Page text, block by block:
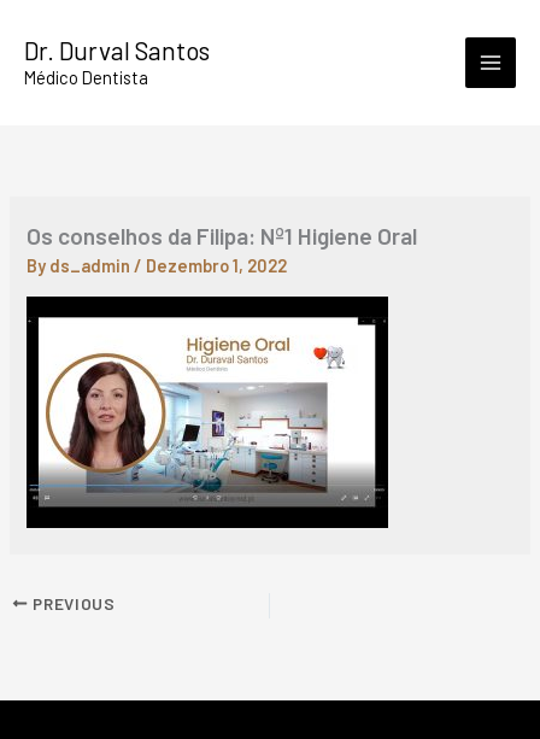
content
Dr. Durval Santos
Médico Dentista
Os conselhos da Filipa: Nº1 Higiene Oral
By ds_admin/ Dezembro 1, 2022
PREVIOUS